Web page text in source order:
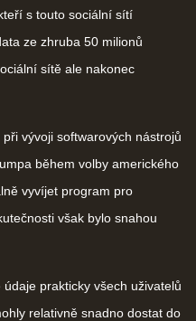
s touto sociální sítí
ze zhruba 50 milionů
sítě ale nakonec
vývoji softwarových nástrojů
během volby amerického
vyvíjet program pro
však bylo snahou
prakticky všech uživatelů
relativně snadno dostat do